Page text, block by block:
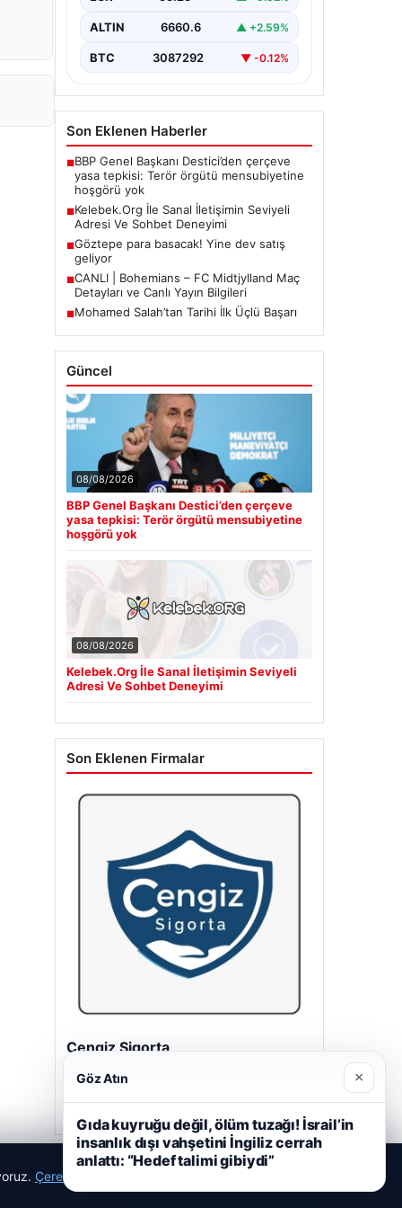
ALTIN 6660.6 ▲ +2.59%
BTC 3087292 ▼ -0.12%
Son Eklenen Haberler
■BBP Genel Başkanı Destici’den çerçeve
yasa tepkisi: Terör örgütü mensubiyetine
hoşgörü yok
■Kelebek.Org İle Sanal İletişimin Seviyeli
Adresi Ve Sohbet Deneyimi
■Göztepe para basacak! Yine dev satış
geliyor
■CANLI | Bohemians – FC Midtjylland Maç
Detayları ve Canlı Yayın Bilgileri
■Mohamed Salah’tan Tarihi İlk Üçlü Başarı
Güncel
08/08/2026
BBP Genel Başkanı Destici’den çerçeve
yasa tepkisi: Terör örgütü mensubiyetine
hoşgörü yok
08/08/2026
Kelebek.Org İle Sanal İletişimin Seviyeli
Adresi Ve Sohbet Deneyimi
Son Eklenen Firmalar
Cengiz Sigorta
Çerez Politikamız
Göz Atın ×
Gıda kuyruğu değil, ölüm tuzağı! İsrail’in
insanlık dışı vahşetini İngiliz cerrah
anlattı: “Hedef talimi gibiydi”